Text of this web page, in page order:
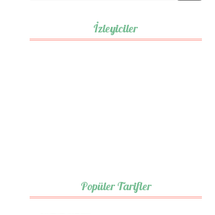
İzleyiciler
Popüler Tarifler